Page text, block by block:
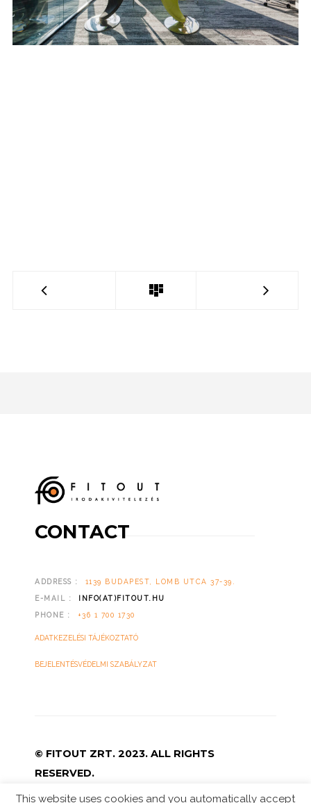
CONTACT
ADDRESS :
1139 BUDAPEST, LOMB UTCA 37-39.
E-MAIL :
INFO(AT)FITOUT.HU
PHONE :
+36 1 700 1730
ADATKEZELÉSI TÁJÉKOZTATÓ
BEJELENTÉSVÉDELMI SZABÁLYZAT
© FITOUT ZRT. 2023. ALL RIGHTS
RESERVED.
This website uses cookies and you automatically accept